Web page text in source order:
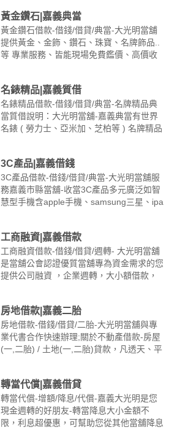
證件)及行照正本。公司車種：1.(公司車)公
司負 ……
黃金鑽石|嘉義典當
黃金鑽石借款-借錢/借貸/典當-大光明當舖
提供黃金、金飾、鑽石、珠寶、名牌飾品..
等 專業服務、皆能現場免費鑑價、高價收
品 2.附產品保證卡或鑑定書佳 ※1.典當
物品價值決定借款金額 ※2.若典當物品附
件完整 ……
名錶精品|嘉義質借
名錶精品借款-借錢/借貸/典當-名牌精品典
當質借說明：大光明當舖-嘉義典當有世界
名錶 ( 勞力士、亞米加、芝柏等 ) 名牌精品
押借款，超低利率，額度高、撥款快專業鑑
定完畢，立即撥款，解決週轉資金的煩
惱 備妥文件：1.持有人身分證及典當物品
2.附產品保 ……
3C產品|嘉義借錢
3C產品借款-借錢/借貸/典當-大光明當舖服
務嘉義市縣當舖-收當3C產品多元廣泛如智
慧型手機含apple手機、samsung三星、ipa
款，是您急需現金週轉好處所。 備妥文
件： 1.持有人身分證及典當物品2.附產品保
證卡或鑑定書佳&n ……
工商融資|嘉義借款
工商融資借款-借錢/借貸/週轉- 大光明當舖
是當舖公會認證優質當舖專為資金需求的您
提供公司融資 ，企業週轉，大小額借款，
嘉義工商融資,嘉義大額借款,嘉義小額週轉,
嘉義融資借款大小額資金需求~歡迎來電05-
283-6222實體店面：嘉義市博愛 ……
房地借款|嘉義二胎
房地借款-借錢/借貸/二胎-大光明當舖與專
業代書合作快速辦理;關於不動產借款-房屋
(一,二胎) / 土地(一,二胎)貸款，凡透天、平
提供高額低利借款服務，讓您可充分靈活運
用資金。應備文件： 1.印鑑證明及房屋所有
人的身分證（雙證件） 2.持房屋（土地）所
有權狀正本 ……
轉當代償|嘉義借貸
轉當代償-增額/降息/代償-嘉義大光明是您
現金週轉的好朋友-轉當降息大小金額不
限，利息超優惠，可幫助您從其他當舖降息